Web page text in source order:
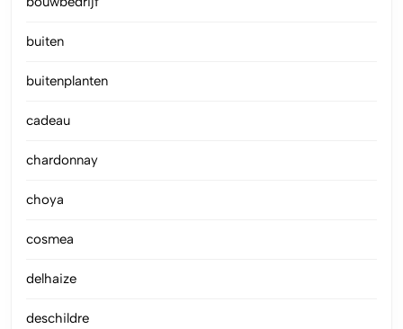
buiten
buitenplanten
cadeau
chardonnay
choya
cosmea
delhaize
deschildre